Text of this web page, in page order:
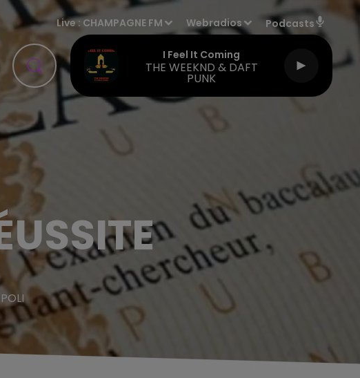
Live : CHAMPAGNE FM Webradios Podcasts
I Feel It Coming
THE WEEKND & DAFT
PUNK